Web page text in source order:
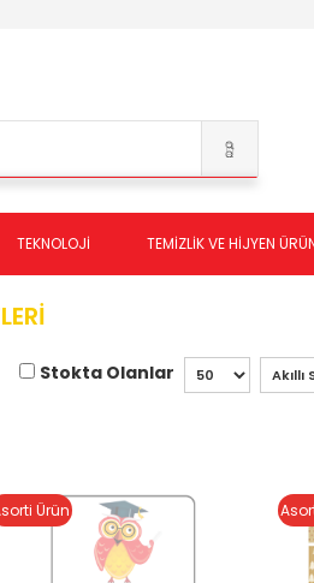
TEKNOLOJİ TEMİZLİK VE HİJYEN
Stokta Olanlar
Ürün